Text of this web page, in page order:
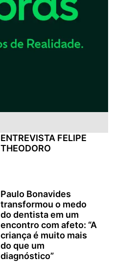
ENTREVISTA FELIPE
THEODORO
Paulo Bonavides
transformou o medo
do dentista em um
encontro com afeto: “A
criança é muito mais
do que um
diagnóstico”